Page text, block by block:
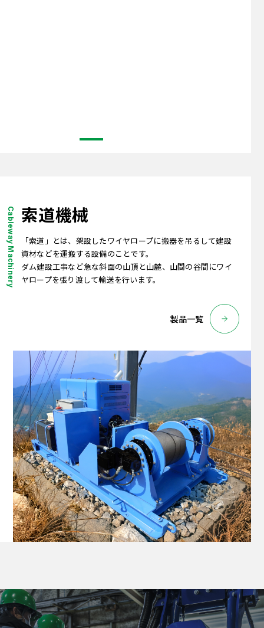
索道機械
「索道」とは、架設したワイヤロープに搬器を吊るして建設
資材などを運搬する設備のことです。
ダム建設工事など急な斜面の山頂と山麓、山間の谷間にワイ
ヤロープを張り渡して輸送を行います。
製品一覧